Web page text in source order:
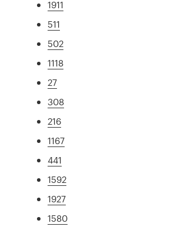
1911
511
502
1118
27
308
216
1167
441
1592
1927
1580